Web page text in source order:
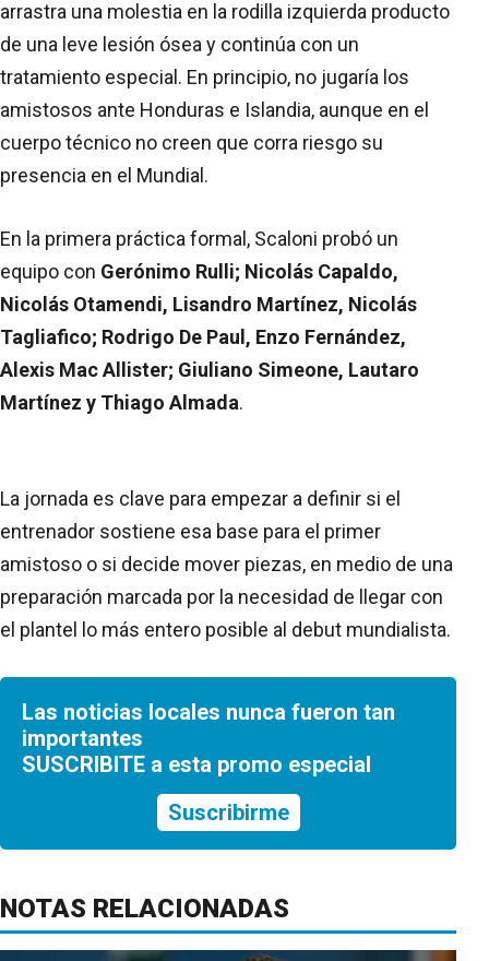
arrastra una molestia en la rodilla izquierda producto
de una leve lesión ósea y continúa con un
tratamiento especial. En principio, no jugaría los
amistosos ante Honduras e Islandia, aunque en el
cuerpo técnico no creen que corra riesgo su
presencia en el Mundial.
En la primera práctica formal, Scaloni probó un
equipo con Gerónimo Rulli; Nicolás Capaldo,
Nicolás Otamendi, Lisandro Martínez, Nicolás
Tagliafico; Rodrigo De Paul, Enzo Fernández,
Alexis Mac Allister; Giuliano Simeone, Lautaro
Martínez y Thiago Almada.
La jornada es clave para empezar a definir si el
entrenador sostiene esa base para el primer
amistoso o si decide mover piezas, en medio de una
preparación marcada por la necesidad de llegar con
el plantel lo más entero posible al debut mundialista.
Las noticias locales nunca fueron tan
importantes
SUSCRIBITE a esta promo especial
Suscribirme
NOTAS RELACIONADAS